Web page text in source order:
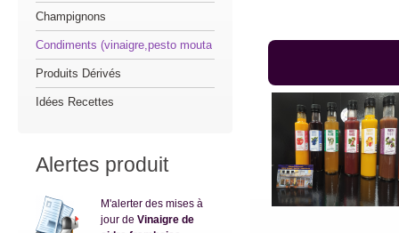
Champignons
Condiments (vinaigre,pesto mouta
Produits Dérivés
Idées Recettes
Alertes produit
M'alerter des mises à
jour de Vinaigre de